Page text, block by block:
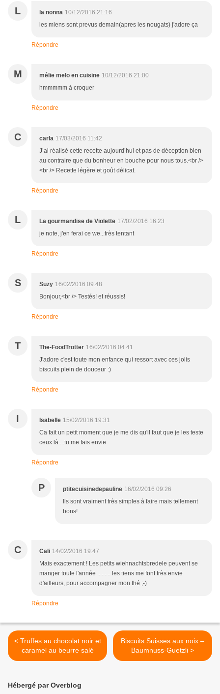
L la nonna 10/12/2016 21:16
les miens sont prevus demain(apres les nougats) j'adore ça
Répondre
M mélie melo en cuisine 10/12/2016 21:00
hmmmmm à croquer
Répondre
C carla 17/03/2016 11:42
J’ai réalisé cette recette aujourd’hui et pas de déception bien
au contraire que du bonheur en bouche pour nous tous.<br />
<br /> Recette légère et goût délicat.
Répondre
L La gourmandise de Violette 17/02/2016 16:23
je note, j'en ferai ce we...très tentant
Répondre
S Suzy 16/02/2016 09:48
Bonjour,<br /> Testés! et réussis!
Répondre
T The-FoodTrotter 16/02/2016 04:41
J'adore c'est toute mon enfance qui ressort avec ces jolis
biscuits plein de douceur :)
Répondre
I Isabelle 15/02/2016 19:31
Ca fait un petit moment que je me dis qu'il faut que je les teste
ceux là....tu me fais envie
Répondre
P ptitecuisinedepauline 16/02/2016 09:26
Ils sont vraiment très simples à faire mais tellement
bons!
C Cali 14/02/2016 19:47
Mais exactement ! Les petits wiehnachtsbredele peuvent se
manger toute l'année ......... les tiens me font très envie
d'ailleurs, pour accompagner mon thé ;-)
Répondre
< Truffes au chocolat noir et
caramel au beurre salé
Biscuits Suisses aux noix –
Baumnuss-Guetzli >
Hébergé par Overblog